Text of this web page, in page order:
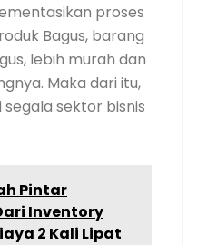
proses
Bagus, barang
lebih murah dan
Maka dari itu,
sektor bisnis
Pintar
Inventory
2 Kali Lipat